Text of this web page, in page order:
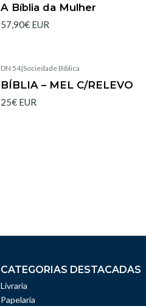
A Bíblia da Mulher
57,90€ EUR
DN 54|Sociedade Bíblica
BÍBLIA – MEL C/RELEVO
25€ EUR
CATEGORIAS DESTACADAS
Livraria
Papelaria